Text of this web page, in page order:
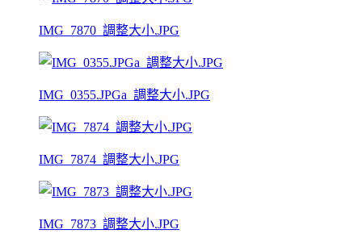
IMG_7870_調整大小.JPG
IMG_0355.JPGa_調整大小.JPG
IMG_7874_調整大小.JPG
IMG_7873_調整大小.JPG